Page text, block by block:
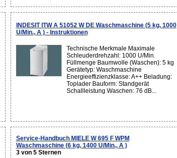
INDESIT ITW A 51052 W DE Waschmaschine (5 kg, 1000
U/Min., A ) - Instruktionen
Technische Merkmale Maximale
Schleuderdrehzahl: 1000 U/Min.
Füllmenge Baumwolle (Waschen): 5 kg
Gerätetyp: Waschmaschine
Energieeffizienzklasse: A++ Beladung:
Toplader Bauform: Standgerät
Schallleistung Waschen: 76 dB...
Service-Handbuch MIELE W 695 F WPM
Waschmaschine (6 kg, 1400 U/Min., A )
3 von 5 Sternen